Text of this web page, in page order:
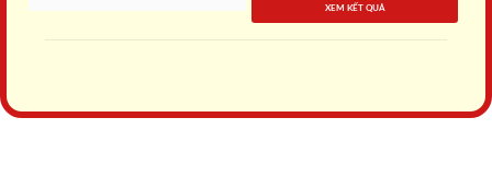
XEM KẾT QUẢ